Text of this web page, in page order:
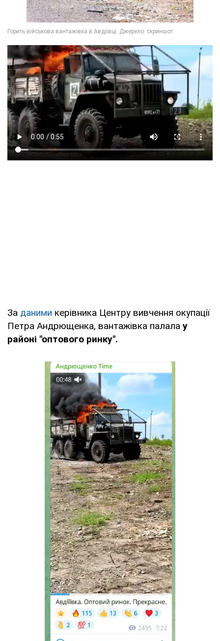
За даними керівника Центру вивчення окупації
Петра Андрющенка, вантажівка палала у
районі "оптового ринку".